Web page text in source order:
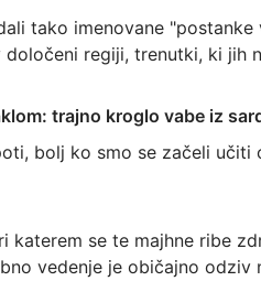
tako imenovane "postanke
regiji, trenutki, ki jih
trajno kroglo vabe iz
bolj ko smo se začeli učiti
katerem se te majhne ribe
vedenje je običajno odziv